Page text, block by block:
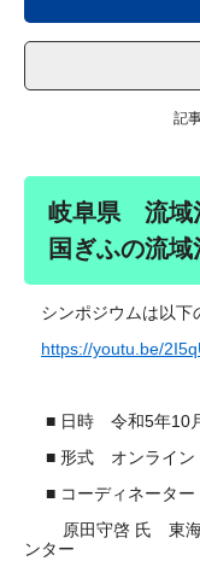
記
岐阜県 流域
国ぎふの流域
シンポジウムは以下
https://youtu.be/
■ 日時 令和5年10
■ 形式 オンライン
■ コーディネーター
原田守啓 氏 東海国
ンター